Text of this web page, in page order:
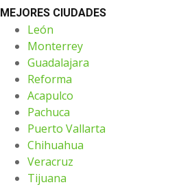
MEJORES CIUDADES
León
Monterrey
Guadalajara
Reforma
Acapulco
Pachuca
Puerto Vallarta
Chihuahua
Veracruz
Tijuana